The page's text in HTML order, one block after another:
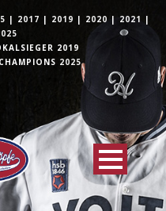
| 2017 | 2019 | 2020 | 2021 |
2019
2025